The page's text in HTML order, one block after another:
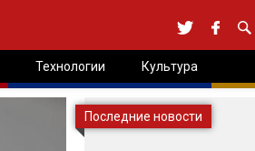
Технологии Культура
Последние новости